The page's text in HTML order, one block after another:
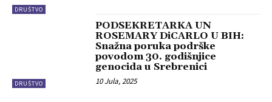
DRUŠTVO
DRUŠTVO
PODSEKRETARKA UN
ROSEMARY DiCARLO U BIH:
Snažna poruka podrške
povodom 30. godišnjice
genocida u Srebrenici
10 Jula, 2025